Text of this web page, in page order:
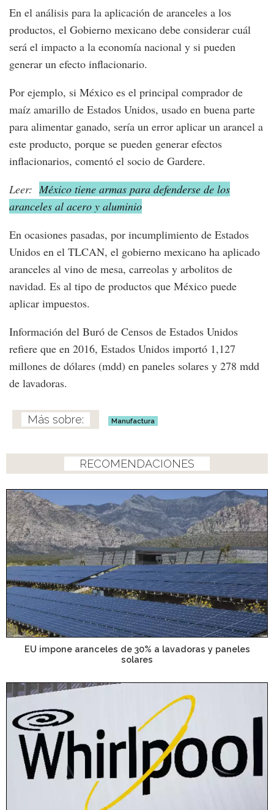
En el análisis para la aplicación de aranceles a los
productos, el Gobierno mexicano debe considerar cuál
será el impacto a la economía nacional y si pueden
generar un efecto inflacionario.
Por ejemplo, si México es el principal comprador de
maíz amarillo de Estados Unidos, usado en buena parte
para alimentar ganado, sería un error aplicar un arancel a
este producto, porque se pueden generar efectos
inflacionarios, comentó el socio de Gardere.
Leer: México tiene armas para defenderse de los
aranceles al acero y aluminio
En ocasiones pasadas, por incumplimiento de Estados
Unidos en el TLCAN, el gobierno mexicano ha aplicado
aranceles al vino de mesa, carreolas y arbolitos de
navidad. Es al tipo de productos que México puede
aplicar impuestos.
Información del Buró de Censos de Estados Unidos
refiere que en 2016, Estados Unidos importó 1,127
millones de dólares (mdd) en paneles solares y 278 mdd
de lavadoras.
Manufactura
RECOMENDACIONES
EU impone aranceles de 30% a lavadoras y paneles
solares